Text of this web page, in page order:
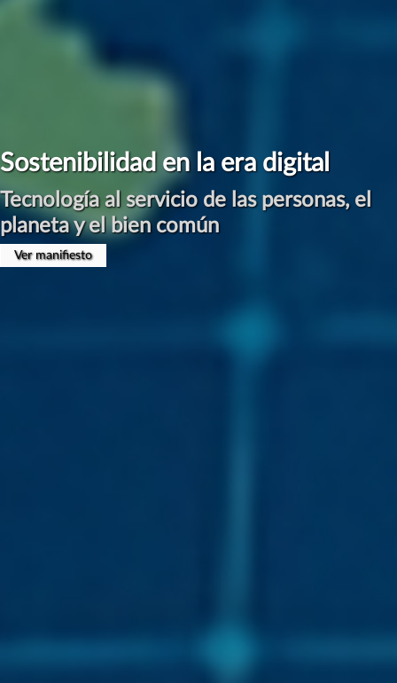
#ManifiestoInternetSostenible
Por una Digitalización Sostenible
Presentación en Congreso CLABE el 17 de Abril